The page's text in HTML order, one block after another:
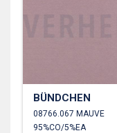
BÜNDCHEN
08766.067 MAUVE
95%CO/5%EA